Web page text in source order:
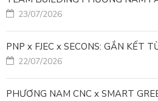
23/07/2026
22/07/2026